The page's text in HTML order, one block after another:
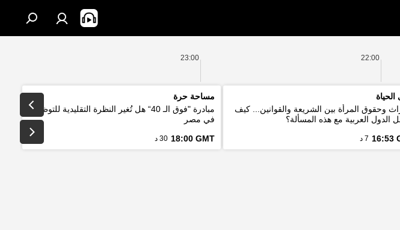
22:00
23:00
وحقوق المرأة بين الشريعة والقوانين... كيف
الدول العربية مع هذه المسألة؟
16:53 7 د
مساحة حرة
مبادرة "فوق الـ 40“ هل تُغير النظرة التقليدية للتوظيف
في مصر
18:00 GMT 30 د